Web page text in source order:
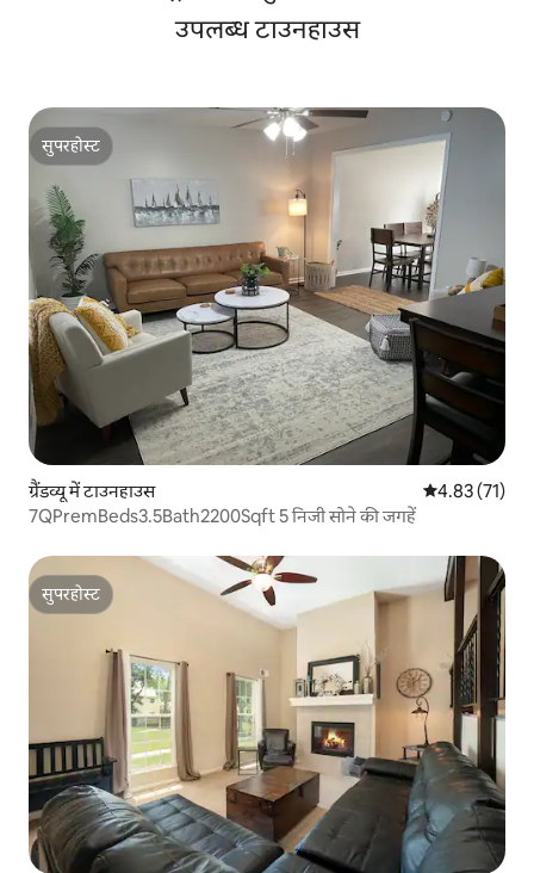
उपलब्ध टाउनहाउस
सुपरहोस्ट
सुपरहोस्ट
ग्रैंडव्यू में टाउनहाउस औसत रेटिंग 5 में
4.83 (71)
7QPremBeds3.5Bath2200Sqft 5 निजी सोने की जगहें
सुपरहोस्ट
सुपरहोस्ट